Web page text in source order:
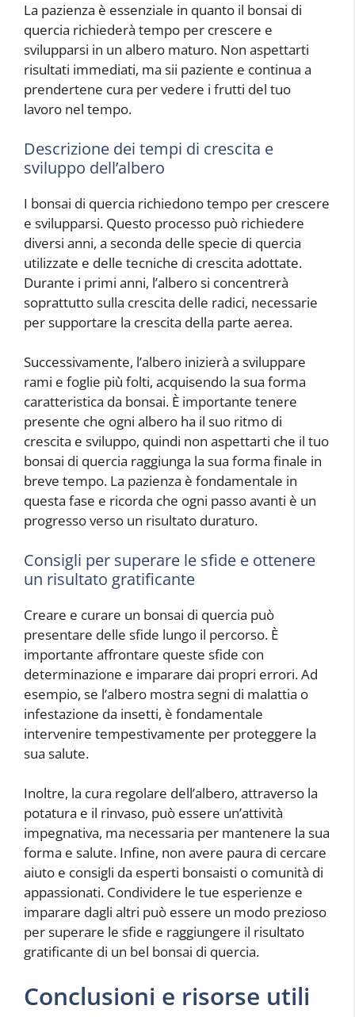
La pazienza è essenziale in quanto il bonsai di
quercia richiederà tempo per crescere e
svilupparsi in un albero maturo. Non aspettarti
risultati immediati, ma sii paziente e continua a
prendertene cura per vedere i frutti del tuo
lavoro nel tempo.
Descrizione dei tempi di crescita e
sviluppo dell’albero
I bonsai di quercia richiedono tempo per crescere
e svilupparsi. Questo processo può richiedere
diversi anni, a seconda delle specie di quercia
utilizzate e delle tecniche di crescita adottate.
Durante i primi anni, l’albero si concentrerà
soprattutto sulla crescita delle radici, necessarie
per supportare la crescita della parte aerea.
Successivamente, l’albero inizierà a sviluppare
rami e foglie più folti, acquisendo la sua forma
caratteristica da bonsai. È importante tenere
presente che ogni albero ha il suo ritmo di
crescita e sviluppo, quindi non aspettarti che il tuo
bonsai di quercia raggiunga la sua forma finale in
breve tempo. La pazienza è fondamentale in
questa fase e ricorda che ogni passo avanti è un
progresso verso un risultato duraturo.
Consigli per superare le sfide e ottenere
un risultato gratificante
Creare e curare un bonsai di quercia può
presentare delle sfide lungo il percorso. È
importante affrontare queste sfide con
determinazione e imparare dai propri errori. Ad
esempio, se l’albero mostra segni di malattia o
infestazione da insetti, è fondamentale
intervenire tempestivamente per proteggere la
sua salute.
Inoltre, la cura regolare dell’albero, attraverso la
potatura e il rinvaso, può essere un’attività
impegnativa, ma necessaria per mantenere la sua
forma e salute. Infine, non avere paura di cercare
aiuto e consigli da esperti bonsaisti o comunità di
appassionati. Condividere le tue esperienze e
imparare dagli altri può essere un modo prezioso
per superare le sfide e raggiungere il risultato
gratificante di un bel bonsai di quercia.
Conclusioni e risorse utili